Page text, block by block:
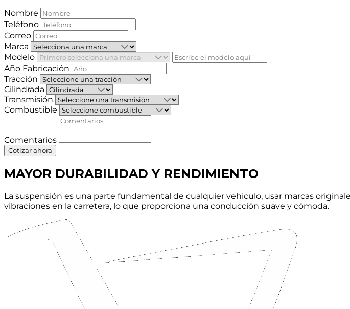
Nombre
Teléfono
Correo
Marca
Modelo
Año Fabricación
Tracción
Cilindrada
Transmisión
Combustible
Comentarios
Cotizar ahora
MAYOR DURABILIDADY RENDIMIENTO
La suspensión es una parte fundamental de cualquier vehiculo, usar marcas
vibraciones en la carretera, lo que proporciona una conducción suave y cómoda.